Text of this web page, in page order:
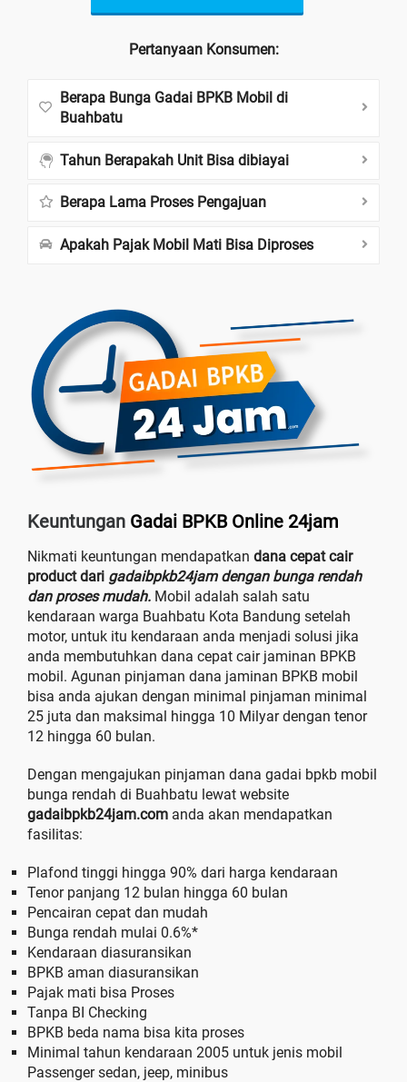
Pertanyaan Konsumen:
Berapa Bunga Gadai BPKB Mobil di
Buahbatu
Tahun Berapakah Unit Bisa dibiayai
Berapa Lama Proses Pengajuan
Apakah Pajak Mobil Mati Bisa Diproses
Keuntungan Gadai BPKB Online 24jam
Nikmati keuntungan mendapatkan dana cepat cair
product dari gadaibpkb24jam dengan bunga rendah
dan proses mudah. Mobil adalah salah satu
kendaraan warga Buahbatu Kota Bandung setelah
motor, untuk itu kendaraan anda menjadi solusi jika
anda membutuhkan dana cepat cair jaminan BPKB
mobil. Agunan pinjaman dana jaminan BPKB mobil
bisa anda ajukan dengan minimal pinjaman minimal
25 juta dan maksimal hingga 10 Milyar dengan tenor
12 hingga 60 bulan.
Dengan mengajukan pinjaman dana gadai bpkb mobil
bunga rendah di Buahbatu lewat website
gadaibpkb24jam.com anda akan mendapatkan
fasilitas:
Plafond tinggi hingga 90% dari harga kendaraan
Tenor panjang 12 bulan hingga 60 bulan
Pencairan cepat dan mudah
Bunga rendah mulai 0.6%*
Kendaraan diasuransikan
BPKB aman diasuransikan
Pajak mati bisa Proses
Tanpa BI Checking
BPKB beda nama bisa kita proses
Minimal tahun kendaraan 2005 untuk jenis mobil
Passenger sedan, jeep, minibus